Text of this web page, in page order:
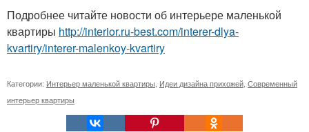
Подробнее читайте новости об интерьере маленькой
квартиры http://interior.ru-best.com/interer-dlya-
kvartiry/interer-malenkoy-kvartiry
Категории: Интерьер маленькой квартиры Идеи дизайна прихожей Современный
интерьер квартиры